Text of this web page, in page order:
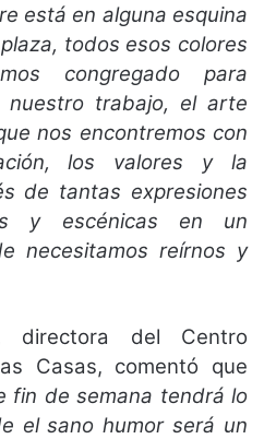
está en alguna esquina
todos esos colores
congregado para
nuestro trabajo, el arte
nos encontremos con
los valores y la
de tantas expresiones
y escénicas en un
necesitamos reírnos y
directora del Centro
Casas, comentó que
fin de semana tendrá lo
el sano humor será un